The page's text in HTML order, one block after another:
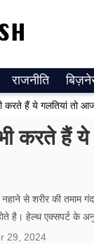
राजनीति
हैं ये गलतियां तो आज
करते हैं ये
से शरीर की तमाम
है। हेल्थ एक्सपर्ट के
29, 2024